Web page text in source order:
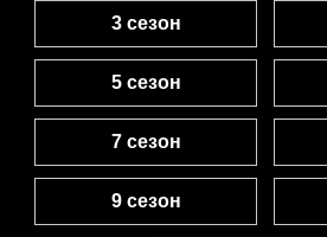
3 сезон
5 сезон
7 сезон
9 сезон